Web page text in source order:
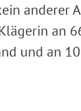
anderer
an
und an